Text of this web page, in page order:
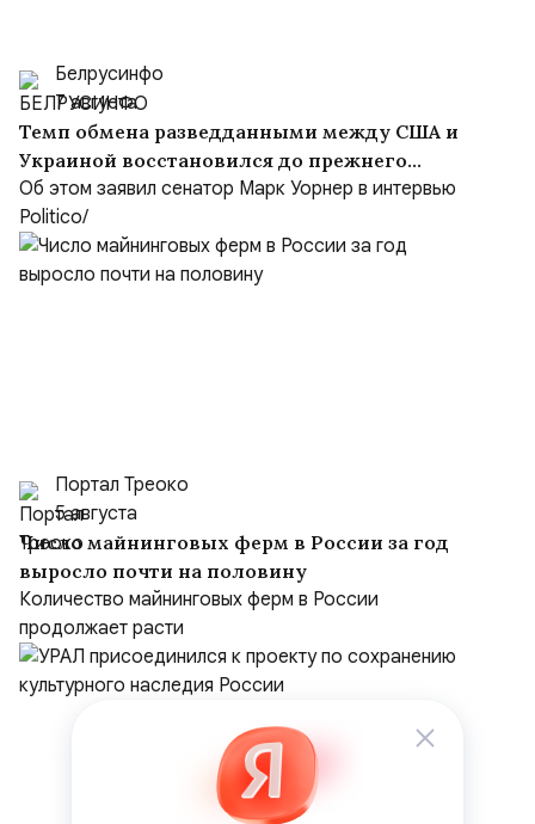
Белрусинфо
7 августа
Темп обмена разведданными между США и
Украиной восстановился до прежнего
уровня
Об этом заявил сенатор Марк Уорнер в интервью
Politico/
Портал Треоко
5 августа
Число майнинговых ферм в России за год
выросло почти на половину
Количество майнинговых ферм в России
продолжает расти